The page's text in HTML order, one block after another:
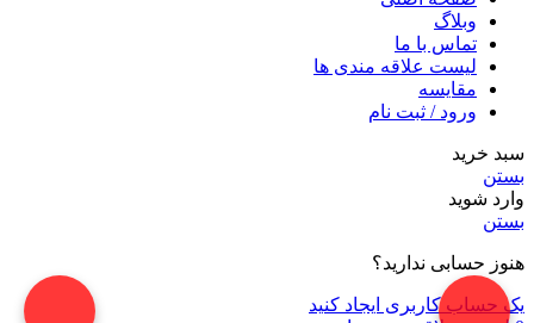
وبلاگ
تماس با ما
لیست علاقه مندی ها
مقایسه
ورود / ثبت نام
سبد خرید
بستن
وارد شوید
بستن
هنوز حسابی ندارید؟
یک حساب کاربری ایجاد کنید